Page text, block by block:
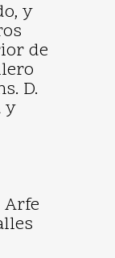
y
de
D.
y
Arfe